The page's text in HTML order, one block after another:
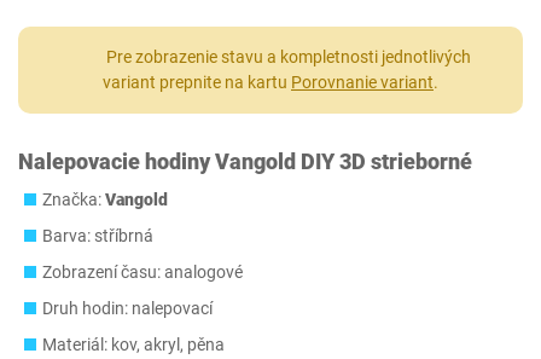
Pre zobrazenie stavu a kompletnosti jednotlivých
variant prepnite na kartu Porovnanie variant.
Nalepovacie hodiny Vangold DIY 3D strieborné
Značka:Vangold
Barva: stříbrná
Zobrazení času: analogové
Druh hodin: nalepovací
Materiál: kov, akryl, pěna